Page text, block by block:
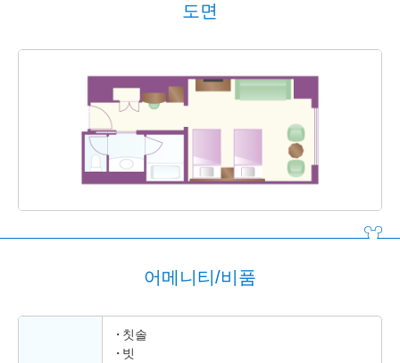
도면
어메니티/비품
칫솔
빗